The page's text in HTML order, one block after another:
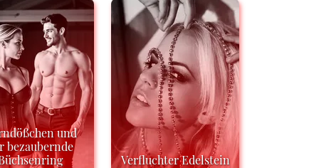
und
bezaubernde
Verfluchter Edelstein